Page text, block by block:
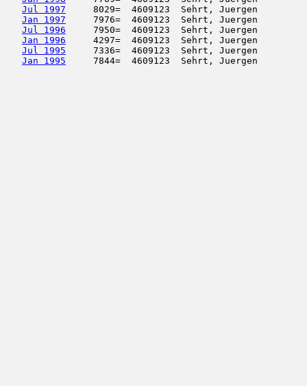
Jul 1997
8029=  4609123  Sehrt, Juergen
Jan 1997
7976=  4609123  Sehrt, Juergen
Jul 1996
7950=  4609123  Sehrt, Juergen
Jan 1996
4297=  4609123  Sehrt, Juergen
Jul 1995
7336=  4609123  Sehrt,
Jan 1995